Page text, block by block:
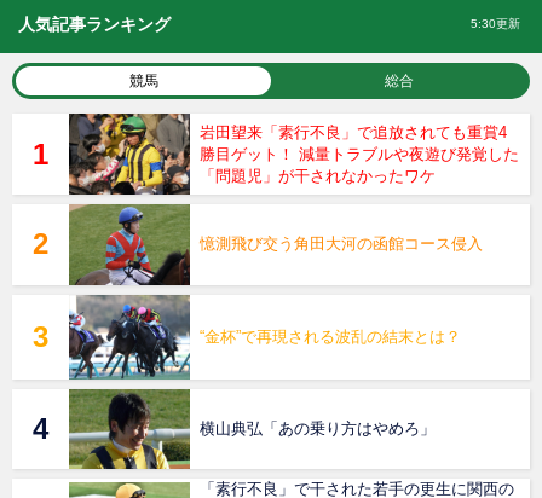
人気記事ランキング 5:30更新
競馬 総合
岩田望来「素行不良」で追放されても重賞4
勝目ゲット！ 減量トラブルや夜遊び発覚した
「問題児」が干されなかったワケ
憶測飛び交う角田大河の函館コース侵入
“金杯”で再現される波乱の結末とは？
横山典弘「あの乗り方はやめろ」
「素行不良」で干された若手の更生に関西の